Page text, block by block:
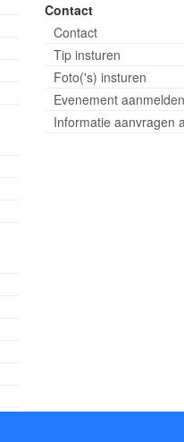
Contact
Contact
Tip insturen
Foto('s) insturen
Evenement aanmelden
Informatie aanvragen